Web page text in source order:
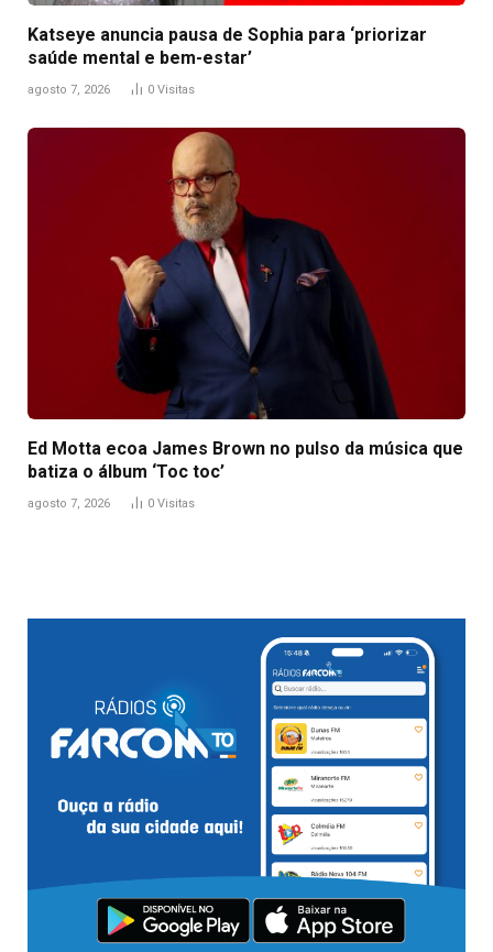
Katseye anuncia pausa de Sophia para ‘priorizar
saúde mental e bem-estar’
agosto 7, 2026 0 Visitas
Ed Motta ecoa James Brown no pulso da música que
batiza o álbum ‘Toc toc’
agosto 7, 2026 0 Visitas